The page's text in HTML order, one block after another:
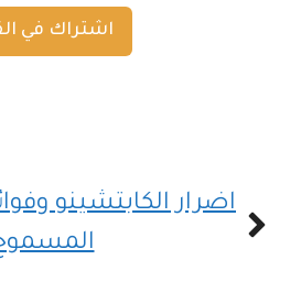
اشتراك في
اضرار الكابتشينو